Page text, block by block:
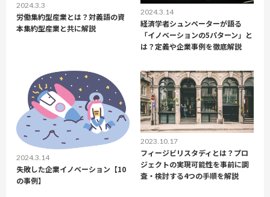
2024.3.3
労働集約型産業とは？対義語の資
本集約型産業と共に解説
2024.3.14
経済学者シュンペーターが語る
「イノベーションの5パターン」と
は？定義や企業事例を徹底解説
2024.3.14
失敗した企業イノベーション【10
の事例】
2023.10.17
フィージビリスタディとは？プロ
ジェクトの実現可能性を事前に調
査・検討する4つの手順を解説